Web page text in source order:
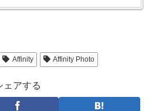
Affinity Affinity Photo
ェアする